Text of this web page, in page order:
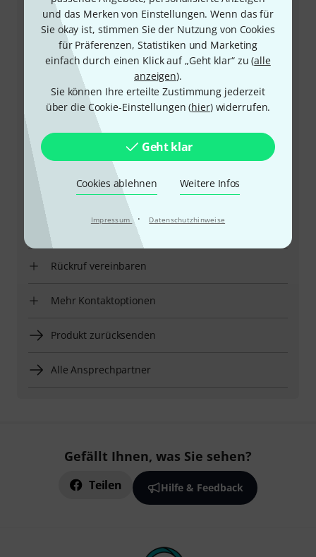
und das Merken von Einstellungen. Wenn das für
Sie okay ist, stimmen Sie der Nutzung von Cookies
für Präferenzen, Statistiken und Marketing
einfach durch einen Klick auf „Geht klar“ zu (alle
anzeigen).
Sie können Ihre erteilte Zustimmung jederzeit
über die Cookie-Einstellungen (hier) widerrufen.
Geht klar
Cookies ablehnen Weitere Infos
Impressum · Datenschutzhinweise
+49-9546-9223-66
Unser Thomann Team Kundenservice steht Ihnen bei
allen Fragen und Problemen nach dem Kauf zur Seite.
Kundennummer bereithalten
Rückruf vereinbaren
Mehr Kontaktoptionen
Produkt zurücksenden
Alle Ansprechpartner
Gefällt Ihnen, was Sie sehen?
Teilen Hilfe & Feedback